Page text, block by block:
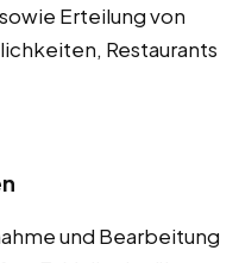
Erteilung von
Restaurants
und Bearbeitung